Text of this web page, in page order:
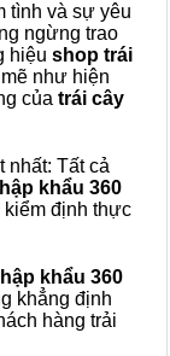
tình và sự yêu
ngừng trao
hiệu shop trái
như hiện
của trái cây
nhất: Tất cả
khẩu 360
định thực
khẩu 360
khẳng định
hàng trải